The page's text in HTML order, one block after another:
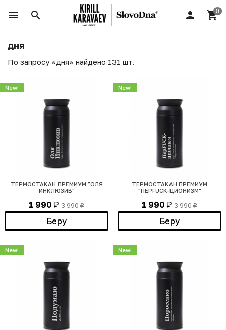
дня
По запросу «дня» найдено 131 шт.
ТЕРМОСТАКАН ПРЕМИУМ "ОЛЯ
ИНКЛЮЗИВ"
1 990 ₽ 3 990₽
Беру
New!
ТЕРМОСТАКАН ПРЕМИУМ
"ПЕРFUCK-ЦИОНИЗМ"
1 990 ₽ 3 990₽
Беру
New!
New! New!